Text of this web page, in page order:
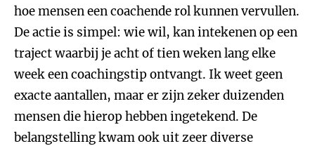
hoe mensen een coachende rol kunnen vervullen.
De actie is simpel: wie wil, kan intekenen op een
traject waarbij je acht of tien weken lang elke
week een coachingstip ontvangt. Ik weet geen
exacte aantallen, maar er zijn zeker duizenden
mensen die hierop hebben ingetekend. De
belangstelling kwam ook uit zeer diverse